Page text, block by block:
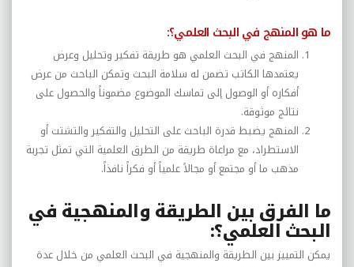
ما هو المنهج في البحث العلمي؟:
المنهج في البحث العلمي هو طريقة تفكير وتحليل وعرض
يعتمدها الكاتب تضمن له سلامة البحث وتمكن الباحث من عرض
أفكاره أو الوصول إلى تماسك الموضوع مضموناً والحصول على
نتائج موثوقة.
المنهج يضبط قدرة الباحث على التحليل والتفكير والتشتت أو
الاستطراد، مع مراعاة طريقة من الطرق العلمية التي تمثل تجربة
مذهب ما أو مجتمع أو مجالاً علمياً أو فكراً نافذاً.
ما الفرق بين الطريقة والمنهجية في
البحث العلمي؟:
يمكن التمييز بين الطريقة والمنهجية في البحث العلمي من خلال عدة